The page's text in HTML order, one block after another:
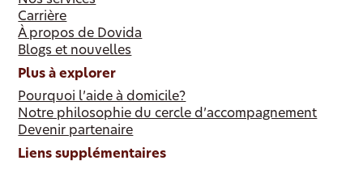
Carrière
À propos de Dovida
Blogs et nouvelles
Plus à explorer
Pourquoi l’aide à domicile?
Notre philosophie du cercle d’accompagnement
Devenir partenaire
Liens supplémentaires